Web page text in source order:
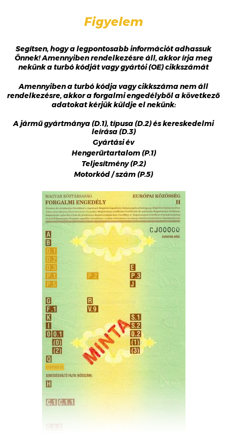
Figyelem
Segítsen, hogy a legpontosabb információt adhassuk
Önnek! Amennyiben rendelkezésre áll, akkor írja meg
nekünk a turbó kódját vagy gyártói (OE) cikkszámát
Amennyiben a turbó kódja vagy cikkszáma nem áll
rendelkezésre, akkor a forgalmi engedélyből a következő
adatokat kérjük küldje el nekünk:
A jármű gyártmánya (D.1), típusa (D.2) és kereskedelmi
leírása (D.3)
Gyártási év
Hengerűrtartalom (P.1)
Teljesítmény (P.2)
Motorkód / szám (P.5)